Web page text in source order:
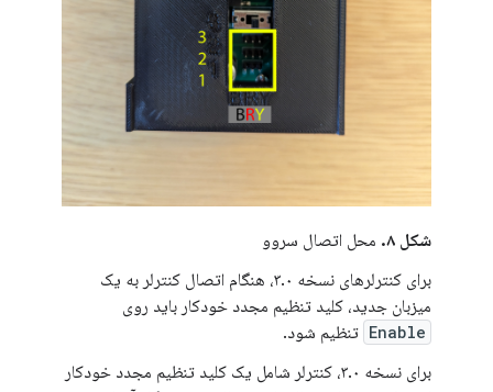
شکل ۸.
محل اتصال سروو
برای کنترلرهای نسخه ۳.۰، هنگام اتصال کنترلر به یک
میزبان جدید، کلید تنظیم مجدد خودکار باید روی
Enable تنظیم شود.
برای نسخه ۳.۰، کنترلر شامل یک کلید تنظیم مجدد خودکار